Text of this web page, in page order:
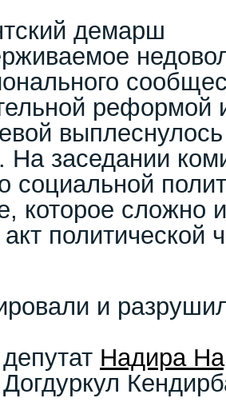
демарш
реформой
На заседании
социальной
которое сложно
политической
и
Надира